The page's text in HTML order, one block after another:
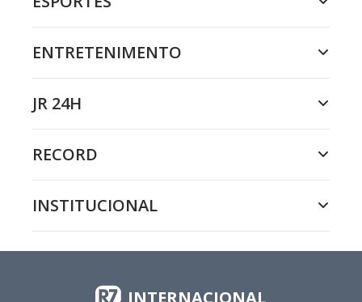
ENTRETENIMENTO
JR 24H
RECORD
INSTITUCIONAL
INTERNACIONAL